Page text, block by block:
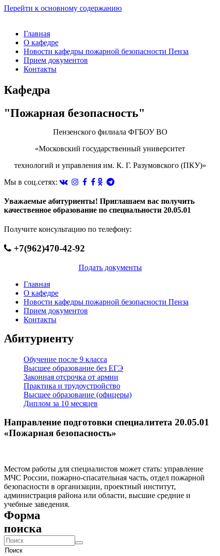
Перейти к основному содержанию
Главная
О кафедре
Новости кафедры пожарной безопасности Пенза
Прием документов
Контакты
Кафедра
"Пожарная безопасность"
Пензенского филиала ФГБОУ ВО
«Московский государственный университет
технологий и управления им. К. Г. Разумовского (ПКУ)»
Мы в соц.сетях:
Уважаемые абитуриенты! Приглашаем вас получить
качественное образование по специальности 20.05.01
Получите консультацию по телефону:
+7(962)470-42-92
Подать документы
Главная
О кафедре
Новости кафедры пожарной безопасности Пенза
Прием документов
Контакты
Абитуриенту
Обучение после 9 класса
Высшее образование без ЕГЭ
Законная отсрочка от армии
Практика и трудоустройство
Высшее образование (офицеры)
Диплом за 10 месяцев
Направление подготовки специалитета 20.05.01
«Пожарная безопасность»
Местом работы для специалистов может стать: управление
МЧС России, пожарно-спасательная часть, отдел пожарной
безопасности в организации, проектный институт,
администрация района или области, высшие средние и
учебные заведения.
Форма
поиска
Поиск